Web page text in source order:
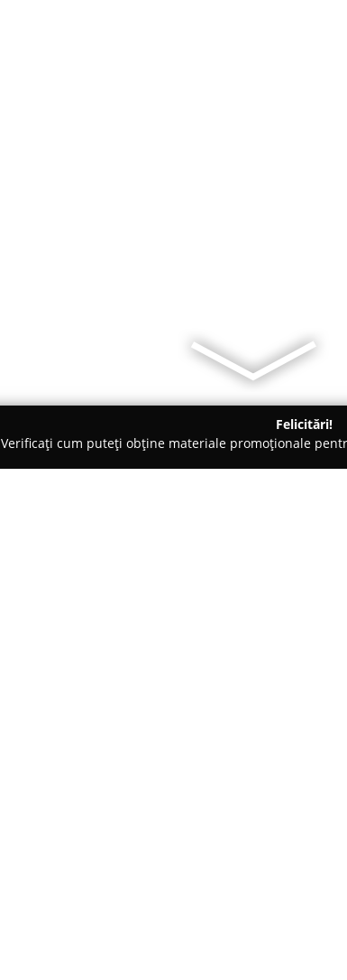
Felicitări!
Verificați cum puteți obține materiale promoționale